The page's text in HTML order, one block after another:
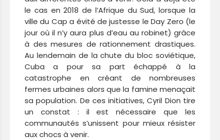
le cas en 2018 de l’Afrique du Sud, lorsque la
ville du Cap a évité de justesse le Day Zero (le
jour où il n’y aura plus d’eau au robinet) grâce
à des mesures de rationnement drastiques.
Au lendemain de la chute du bloc soviétique,
Cuba a pour sa part échappé à la
catastrophe en créant de nombreuses
fermes urbaines alors que la famine menaçait
sa population. De ces initiatives, Cyril Dion tire
un constat : il est nécessaire que les
communautés s’unissent pour mieux résister
aux chocs à venir.